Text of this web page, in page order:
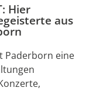
Hier
aus
Paderborn eine